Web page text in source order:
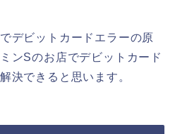
デビットカードエラーの原
ンSのお店でデビットカード
決できると思います。